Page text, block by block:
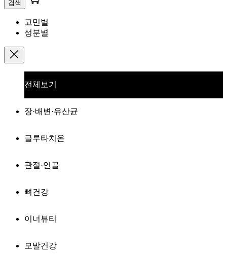
검색
고민별
성분별
전체보기
장·배변·유산균
글루타치온
관절·연골
뼈건강
이너뷰티
모발건강